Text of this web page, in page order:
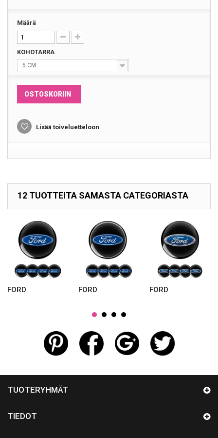
Määrä
KOHOTARRA
5 CM
OSTOSKORIIN
Lisää toiveluetteloon
12 TUOTTEITA SAMASTA CATEGORIASTA
FORD FORD FORD
TUOTERYHMÄT
TIEDOT